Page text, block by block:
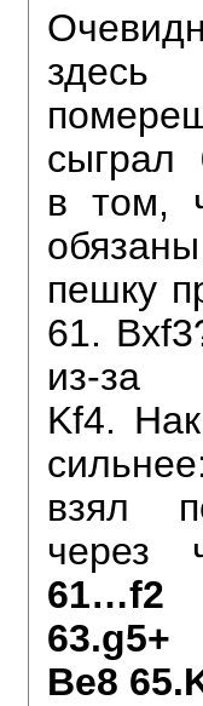
сыграл
в том,
пешку
61.
из-
Kf4.
взял
через
61…f2
Be8